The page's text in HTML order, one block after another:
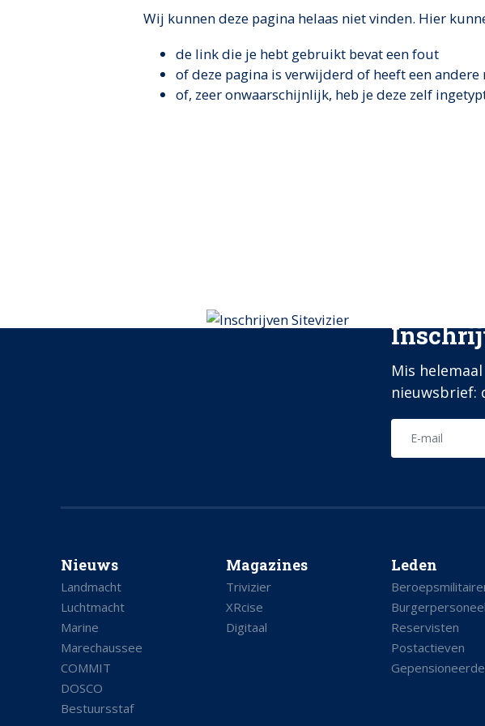
Wij kunnen deze pagina helaas niet vinden. Hier
de link die je hebt gebruikt bevat een fout
of deze pagina is verwijderd of heeft een andere
of, zeer onwaarschijnlijk, heb je deze zelf
Mis
nieuwsbrief:
Nieuws
Landmacht
Luchtmacht
Marine
Marechaussee
COMMIT
DOSCO
Bestuursstaf
Magazines
Trivizier
XRcise
Digitaal
Leden
Burgerpersoneel
Reservisten
Postactieven